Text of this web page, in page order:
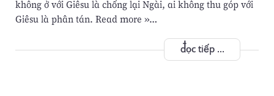
không ở với Giêsu là chống lại Ngài, ai không thu góp với
Giêsu là phân tán. Read more »…
đọc tiếp ...